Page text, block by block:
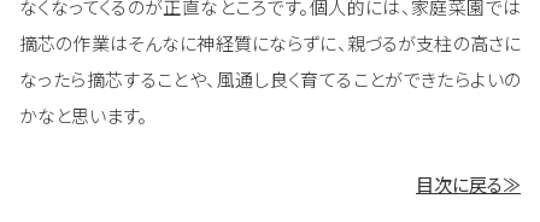
なくなってくるのが正直なところです。個人的には、家庭菜園では
摘芯の作業はそんなに神経質にならずに、親づるが支柱の高さに
なったら摘芯することや、風通し良く育てることができたらよいの
かなと思います。
目次に戻る≫